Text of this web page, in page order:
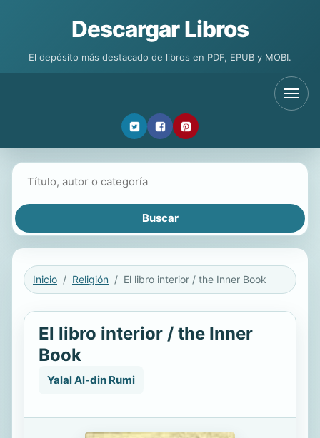
Descargar Libros
El depósito más destacado de libros en PDF, EPUB y MOBI.
Inicio Religión El libro interior / the Inner Book
El libro interior / the Inner
Book
Yalal Al-din Rumi